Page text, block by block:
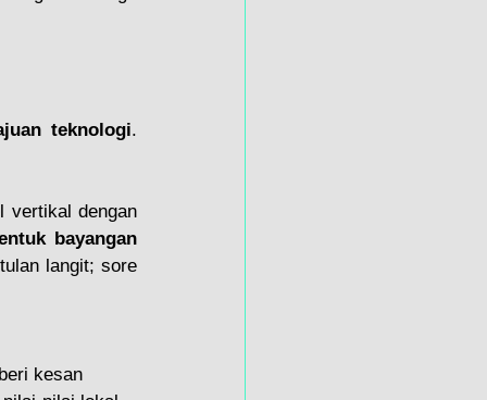
teknologi.
vertikal dengan
bayangan
langit; sore
kesan